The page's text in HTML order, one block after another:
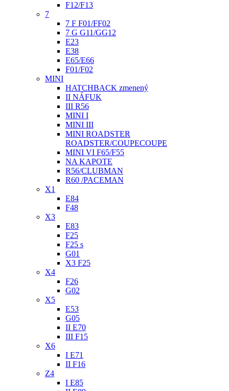
F12/F13
7
7 F F01/FF02
7 G G11/GG12
E23
E38
E65/E66
F01/F02
MINI
HATCHBACK zmenený
II NÁFUK
III R56
MINI I
MINI III
MINI ROADSTER
ROADSTER/COUPECOUPE
MINI VI F65/F55
NA KAPOTE
R56/CLUBMAN
R60 /PACEMAN
X1
E84
F48
X3
E83
F25
F25 s
G01
X3 F25
X4
F26
G02
X5
E53
G05
II E70
III F15
X6
I E71
II F16
Z4
I E85